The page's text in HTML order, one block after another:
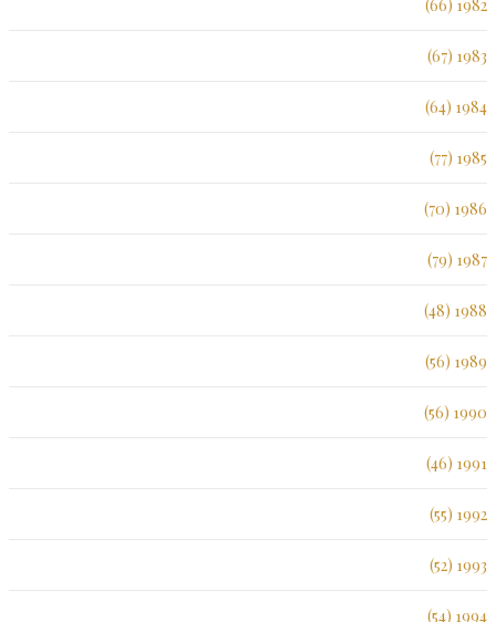
1982 (66)
1983 (67)
1984 (64)
1985 (77)
1986 (70)
1987 (79)
1988 (48)
1989 (56)
1990 (56)
1991 (46)
1992 (55)
1993 (52)
1994 (54)